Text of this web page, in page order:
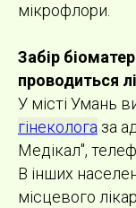
мікрофлори.
Забір
проводиться
У місті Умань
гінеколога за
Медікал",
В інших
місцевого